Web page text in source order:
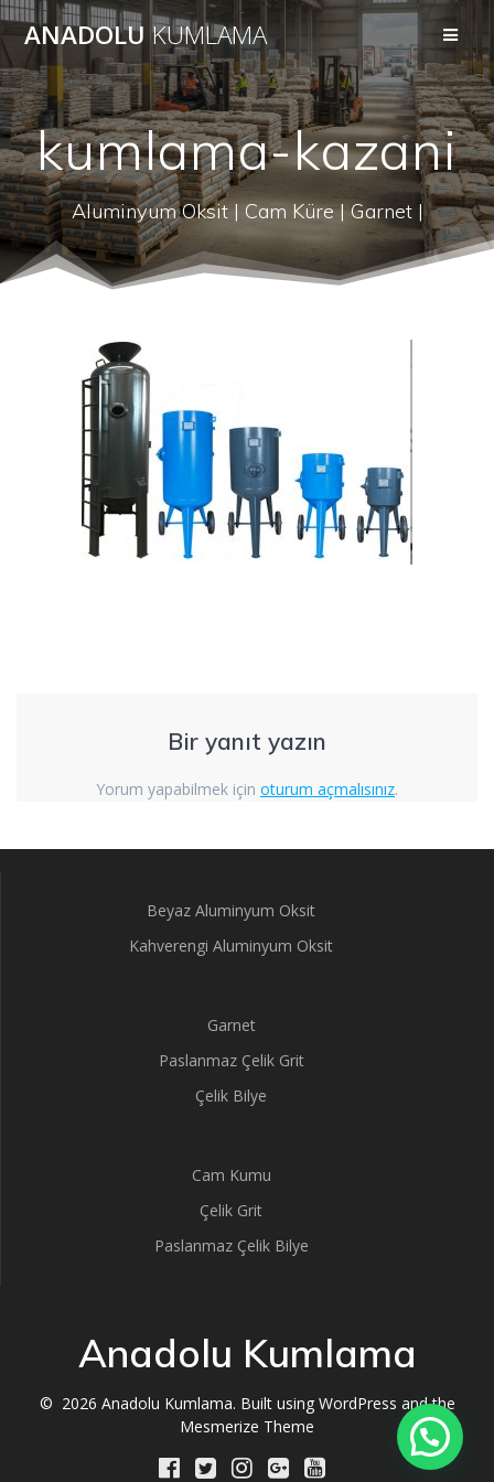
Skip
to
content
ANADOLU KUMLAMA
kumlama-kazani
Aluminyum Oksit | Cam Küre | Garnet |
Bir yanıt yazın
Yorum yapabilmek için oturum açmalısınız.
Beyaz Aluminyum Oksit
Kahverengi Aluminyum Oksit
Garnet
Paslanmaz Çelik Grit
Çelik Bilye
Cam Kumu
Çelik Grit
Paslanmaz Çelik Bilye
Anadolu Kumlama
© 2026 Anadolu Kumlama. Built using WordPress and the
Mesmerize Theme